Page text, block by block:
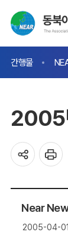
간행물
2005
Near
2005-04-01